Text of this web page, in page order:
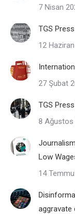
7 Nisan
TGS
12
27 Şubat
TGS
8 Ağustos
Low
14
aggravate